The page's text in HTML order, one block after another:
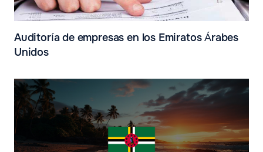
Auditoría de empresas en los Emiratos Árabes
Unidos